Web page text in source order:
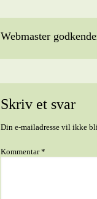
Webmaster
Skriv et svar
Din e-mailadresse vil ikke
Kommentar*